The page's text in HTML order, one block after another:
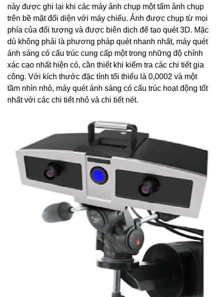
này được ghi lại khi các máy ảnh chụp một tấm ảnh chụp
trên bề mặt đối diện với máy chiếu. Ảnh được chụp từ mọi
phía của đối tượng và được biên dịch để tạo quét 3D. Mặc
dù không phải là phương pháp quét nhanh nhất, máy quét
ánh sáng có cấu trúc cung cấp một trong những độ chính
xác cao nhất hiện có, cần thiết khi kiểm tra các chi tiết gia
công. Với kích thước đặc tính tối thiểu là 0,0002 và một
tầm nhìn nhỏ, máy quét ánh sáng có cấu trúc hoạt động tốt
nhất với các chi tiết nhỏ và chi tiết nét.